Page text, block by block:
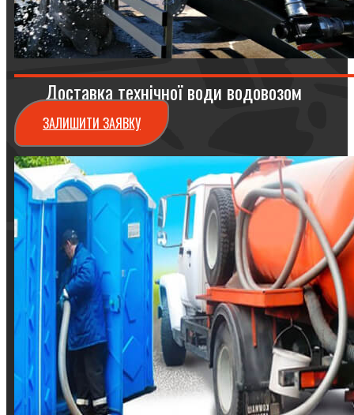
Доставка технічної води водовозом
ЗАЛИШИТИ ЗАЯВКУ